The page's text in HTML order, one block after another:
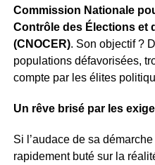
Commission Nationale
Contrôle des Élections et
(CNOCER). Son objectif ?
populations défavorisées,
compte par les élites
Un rêve brisé par les
Si l’audace de sa
rapidement buté sur la